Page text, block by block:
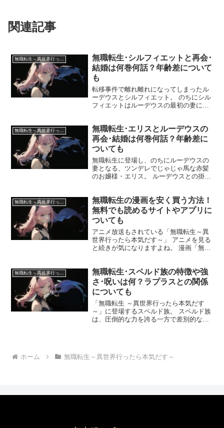
関連記事
無職転生～異世界行ったら本気だす～
無職転生･シルフィエットと再会･
結婚は何巻何話？年齢差について
も
転移事件で離れ離れになってしまったル
ーデウスとシルフィエット。 のちにシル
フィエットはルーデウスの最初の妻にな
か？ また、2人の年齢差についても解説
していきます。 「...
無職転生･エリスとルーデウスの
再会･結婚は何巻何話？年齢差に
ついても
無職転生に登場し、のちにルーデウスの
妻となる、ツンデレでじゃじゃ馬な赤髪
のお嬢様・エリス。 ルーデウスとの掛け
至るまでの恋愛模様についてまとめてい
きます。 「無職転...
無職転生の漫画を安く買う方法！
無料でも読めるサイトやアプリに
ついても
アニメ放送もされている「無職転生～異
世界行ったら本気だす～」 アニメを見る
と続きが気になりますよね。 漫画「無職
無料で読む方法についても紹介していき
ます。 漫画「無職...
無職転生～異世界行ったら本気だす～
無職転生･スペルド族の特徴や強
さ･呪いは何？ラプラスとの関係
についても
「無職転生 ～異世界行ったら本気だす
～」に登場するスペルド族。 スペルド族
は、圧倒的な力を誇る一方で差別的な扱
ホーム 無職転生～異世界行ったら本気だす～